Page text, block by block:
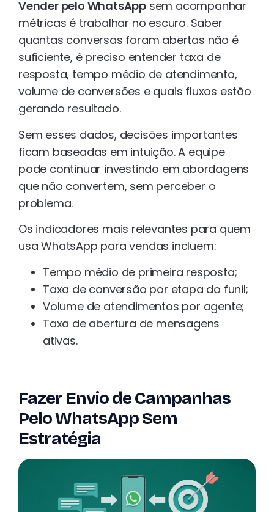
Vender pelo WhatsApp sem acompanhar
métricas é trabalhar no escuro. Saber
quantas conversas foram abertas não é
suficiente, é preciso entender taxa de
resposta, tempo médio de atendimento,
volume de conversões e quais fluxos estão
gerando resultado.
Sem esses dados, decisões importantes
ficam baseadas em intuição. A equipe
pode continuar investindo em abordagens
que não convertem, sem perceber o
problema.
Os indicadores mais relevantes para quem
usa WhatsApp para vendas incluem:
Tempo médio de primeira resposta;
Taxa de conversão por etapa do funil;
Volume de atendimentos por agente;
Taxa de abertura de mensagens
ativas.
Fazer Envio de Campanhas
Pelo WhatsApp Sem
Estratégia